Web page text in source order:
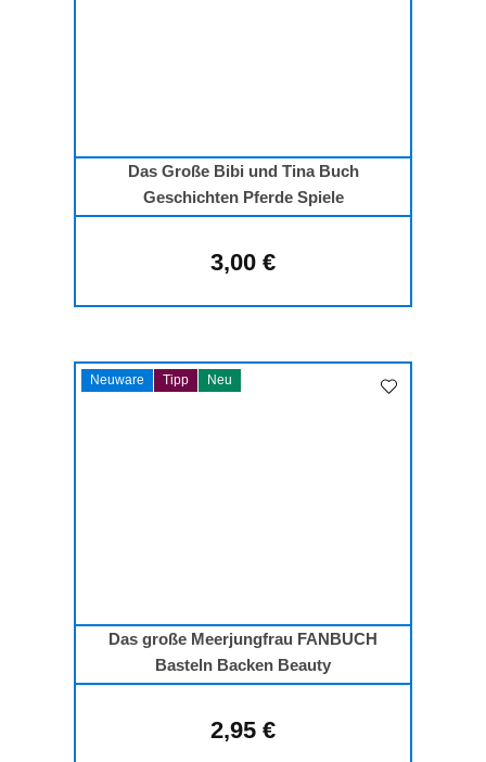
Das Große Bibi und Tina Buch
Geschichten Pferde Spiele
Regulärer Preis:
3,00 €
Neuware Tipp Neu
Das große Meerjungfrau FANBUCH
Basteln Backen Beauty
Regulärer Preis:
2,95 €